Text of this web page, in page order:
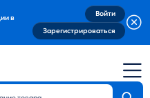
в
Войти
Зарегистрироваться